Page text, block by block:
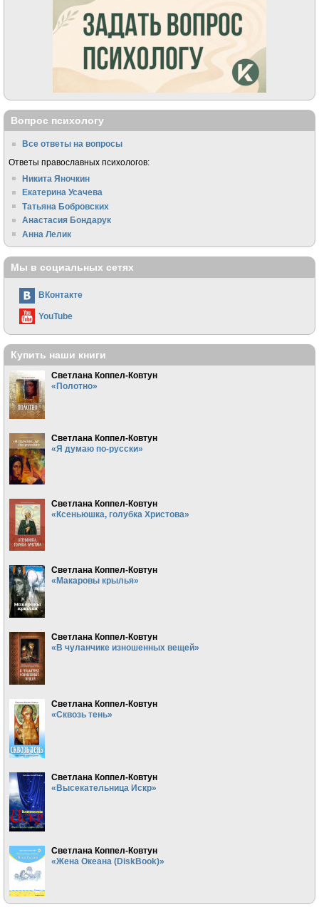
Вопрос психологу
Все ответы на вопросы
Ответы православных психологов:
Никита Яночкин
Екатерина Усачева
Татьяна Бобровских
Анастасия Бондарук
Анна Лелик
Мы в социальных сетях
ВКонтакте
YouTube
Купить наши книги
Светлана Коппел-Ковтун
«Полотно»
Светлана Коппел-Ковтун
«Я думаю по-русски»
Светлана Коппел-Ковтун
«Ксеньюшка, голубка Христова»
Светлана Коппел-Ковтун
«Макаровы крылья»
Светлана Коппел-Ковтун
«В чуланчике изношенных вещей»
Светлана Коппел-Ковтун
«Сквозь тень»
Светлана Коппел-Ковтун
«Высекательница Искр»
Светлана Коппел-Ковтун
«Жена Океана (DiskBook)»